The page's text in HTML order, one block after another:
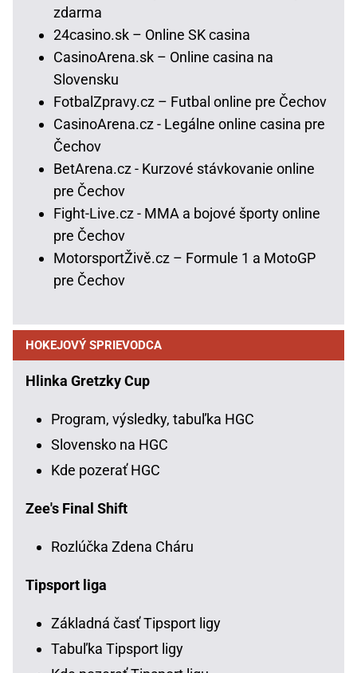
zdarma
24casino.sk – Online SK casina
CasinoArena.sk – Online casina na
Slovensku
FotbalZpravy.cz – Futbal online pre Čechov
CasinoArena.cz - Legálne online casina pre
Čechov
BetArena.cz - Kurzové stávkovanie online
pre Čechov
Fight-Live.cz - MMA a bojové športy online
pre Čechov
MotorsportŽivě.cz – Formule 1 a MotoGP
pre Čechov
HOKEJOVÝ SPRIEVODCA
Hlinka Gretzky Cup
Program, výsledky, tabuľka HGC
Slovensko na HGC
Kde pozerať HGC
Zee's Final Shift
Rozlúčka Zdena Cháru
Tipsport liga
Základná časť Tipsport ligy
Tabuľka Tipsport ligy